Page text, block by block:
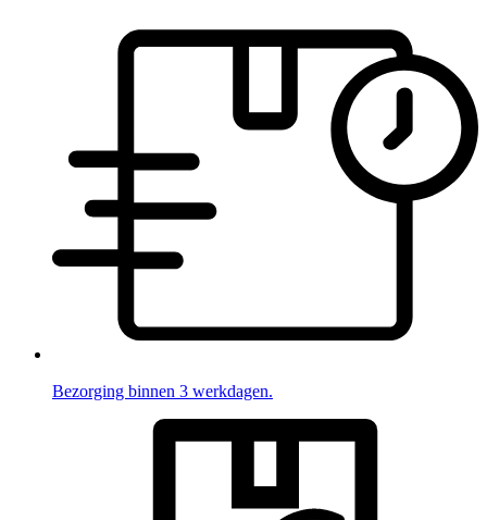
Bezorging binnen 3 werkdagen.